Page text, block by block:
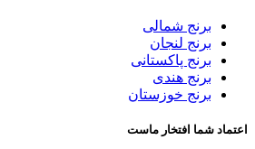
برنج شمالی
برنج لنجان
برنج پاکستانی
برنج هندی
برنج خوزستان
اعتماد شما افتخار ماست